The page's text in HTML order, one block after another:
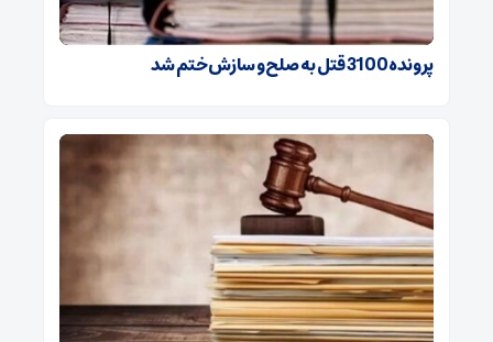
پرونده 3100 قتل به صلح و سازش ختم شد